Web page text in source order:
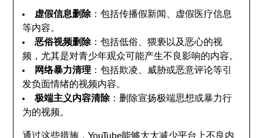
虚假信息删除：包括传播假新闻、虚假医疗信息
等内容。
恶俗视频删除：包括低俗、猥亵以及恶心的视
频，尤其是对青少年观众可能产生不良影响的内容。
网络暴力清理 ：包括欺凌、威胁或恶意评论等引
发负面情绪的视频内容。
极端主义内容清除：删除宣扬极端思想或暴力行
为的视频。
通过这些措施，YouTube能够大大减少平台上不良内